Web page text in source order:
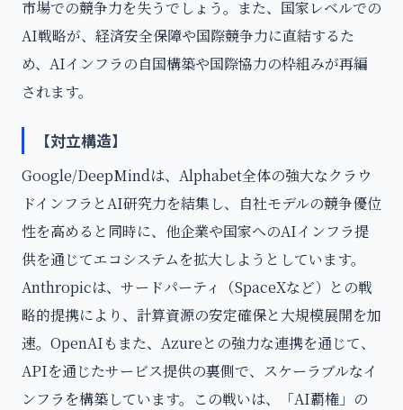
市場での競争力を失うでしょう。また、国家レベルでの
AI戦略が、経済安全保障や国際競争力に直結するた
め、AIインフラの自国構築や国際協力の枠組みが再編
されます。
【対立構造】
Google/DeepMindは、Alphabet全体の強大なクラウ
ドインフラとAI研究力を結集し、自社モデルの競争優位
性を高めると同時に、他企業や国家へのAIインフラ提
供を通じてエコシステムを拡大しようとしています。
Anthropicは、サードパーティ（SpaceXなど）との戦
略的提携により、計算資源の安定確保と大規模展開を加
速。OpenAIもまた、Azureとの強力な連携を通じて、
APIを通じたサービス提供の裏側で、スケーラブルなイ
ンフラを構築しています。この戦いは、「AI覇権」の